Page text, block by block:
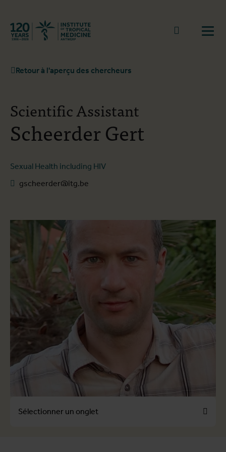
Retourner à la page d'accueil
go to
Retour à l'aperçu des chercheurs
Scheerder Gert
Scientific Assistant
Sexual Health including HIV
gscheerder@itg.be
Sélectionner un onglet